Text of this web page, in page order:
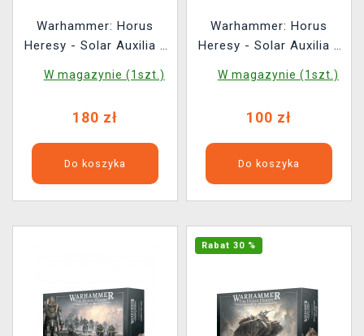
Warhammer: Horus
Heresy - Solar Auxilia -
W magazynie (1szt.)
180 zł
Do koszyka
Warhammer: Horus
Heresy - Solar Auxilia -
Section (5 figurek)
W magazynie (1szt.)
100 zł
Do koszyka
Rabat 30 %